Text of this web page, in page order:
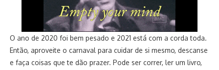
O ano de 2020 foi bem pesado e 2021 está com a corda toda.
Então, aproveite o carnaval para cuidar de si mesmo, descanse
e faça coisas que te dão prazer. Pode ser correr, ler um livro,